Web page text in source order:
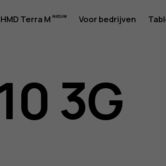
HMD Terra M Voor bedrijven
3G